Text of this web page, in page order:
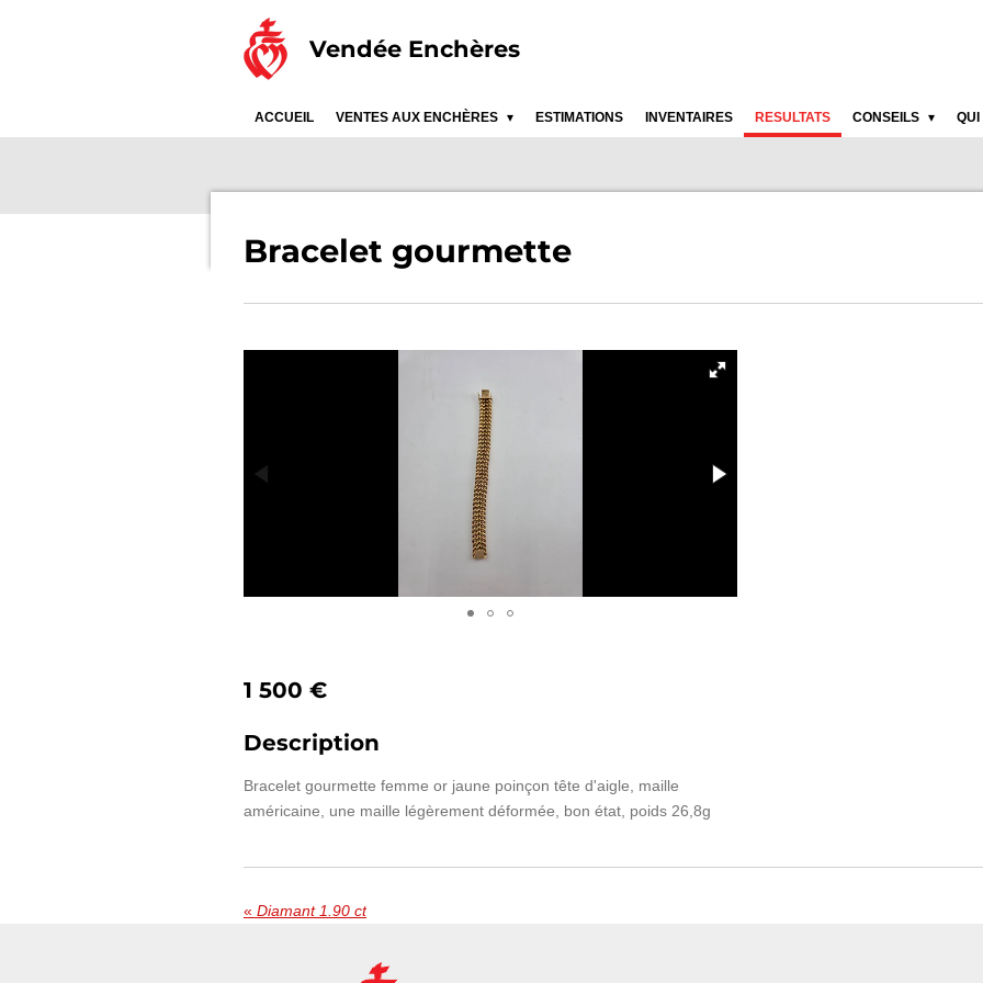
Vendée Enchères
ACCUEIL VENTES AUX ENCHÈRES ESTIMATIONS INVENTAIRES RESULTATS CONSEILS QUI
Bracelet gourmette
1 500 €
Description
Bracelet gourmette femme or jaune poinçon tête d'aigle, maille
américaine, une maille légèrement déformée, bon état, poids 26,8g
« Diamant 1.90 ct